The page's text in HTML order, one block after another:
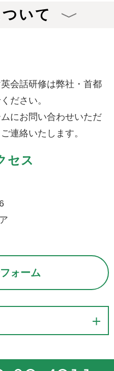
いて
会話研修は弊社・首都
ださい。
にお問い合わせいただ
連絡いたします。
セス
ォーム